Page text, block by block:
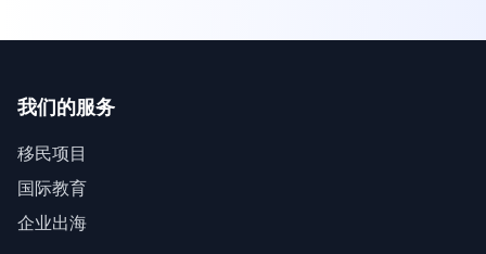
我们的服务
移民项目
国际教育
企业出海